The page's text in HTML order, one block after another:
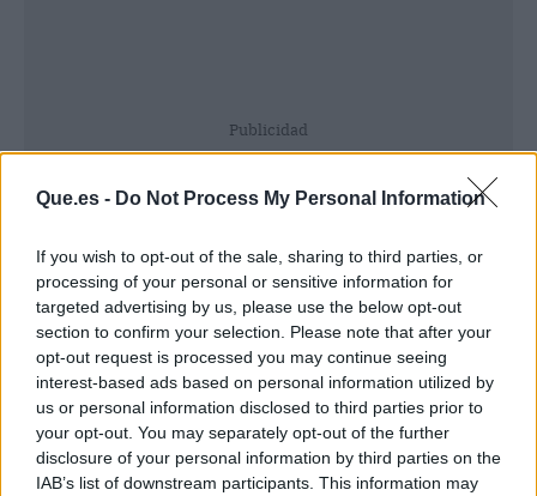
Que.es - Do Not Process My Personal Information
If you wish to opt-out of the sale, sharing to third parties, or
processing of your personal or sensitive information for
targeted advertising by us, please use the below opt-out
section to confirm your selection. Please note that after your
opt-out request is processed you may continue seeing
interest-based ads based on personal information utilized by
us or personal information disclosed to third parties prior to
your opt-out. You may separately opt-out of the further
disclosure of your personal information by third parties on the
IAB’s list of downstream participants. This information may
Publicidad